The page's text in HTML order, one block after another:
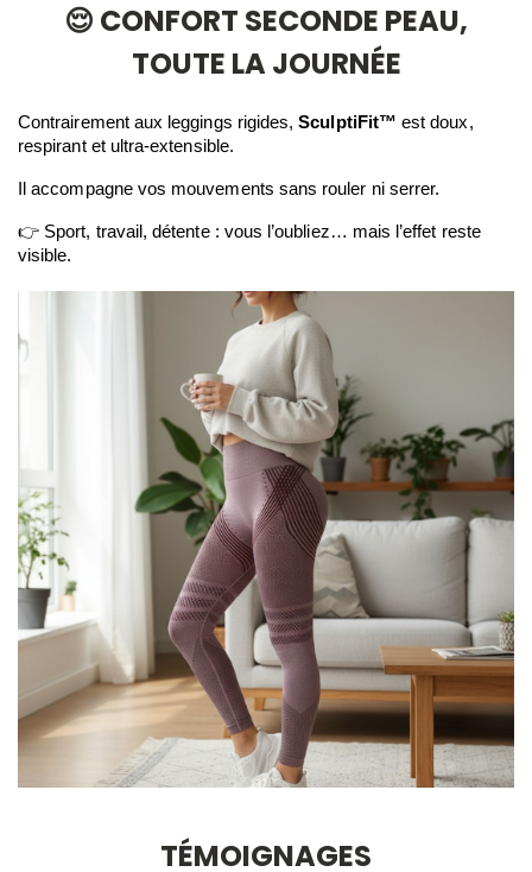
😌 CONFORT SECONDE PEAU,
TOUTE LA JOURNÉE
Contrairement aux leggings rigides, SculptiFit™ est doux,
respirant et ultra-extensible.
Il accompagne vos mouvements sans rouler ni serrer.
👉 Sport, travail, détente : vous l’oubliez… mais l’effet reste
visible.
TÉMOIGNAGES